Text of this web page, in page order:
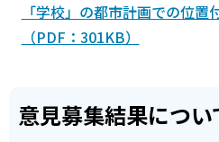
「学校」の都市計画での位
（PDF：301KB）
意見募集結果につい